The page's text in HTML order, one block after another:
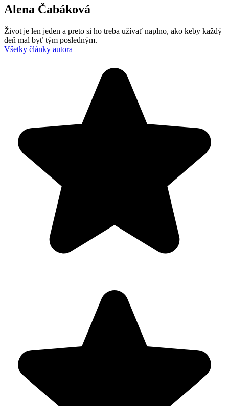
Alena Čabáková
Život je len jeden a preto si ho treba užívať naplno, ako keby každý
deň mal byť tým posledným.
Všetky články autora